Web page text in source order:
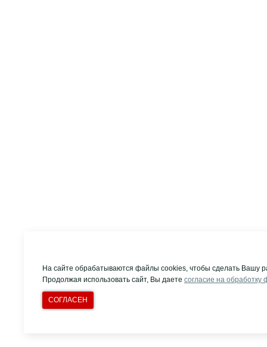
На сайте обрабатываются файлы cookies, чтобы сделать Вашу
Продолжая использовать сайт, Вы даете согласие на обработку
СОГЛАСЕН